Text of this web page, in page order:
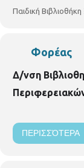
εγγραφών.
https://
Παιδική
Φορέας
Δ/νση
ΠΕΡΙΣΣΌΤΕΡΑ